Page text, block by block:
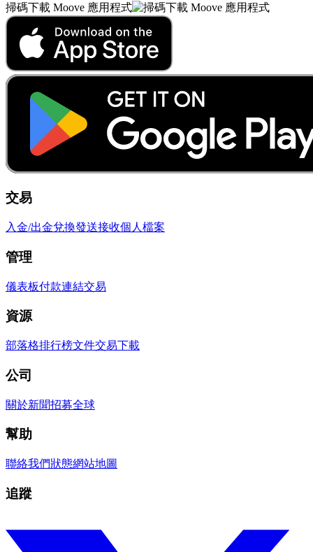
掃碼下載 Moove 應用程式
交易
入金/出金兌換發送接收個人檔案
管理
儀表板付款連結交易
資源
部落格排行榜文件交易下載
公司
關於新聞招募全球
幫助
聯絡我們狀態網站地圖
追蹤